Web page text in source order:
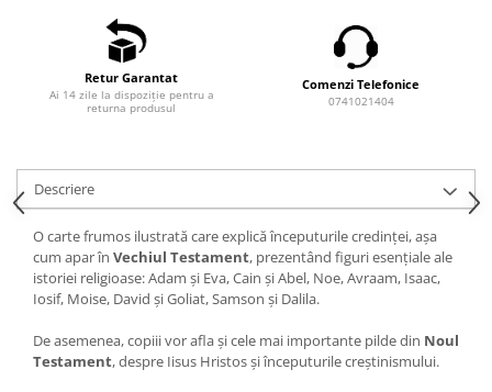
Retur Garantat
Ai 14 zile la dispoziție pentru a
returna produsul
Comenzi Telefonice
0741021404
Descriere
O carte frumos ilustrată care explică începuturile credinței, așa
cum apar în Vechiul Testament, prezentând figuri esențiale ale
istoriei religioase: Adam și Eva, Cain și Abel, Noe, Avraam, Isaac,
Iosif, Moise, David și Goliat, Samson și Dalila.
De asemenea, copiii vor afla și cele mai importante pilde din Noul
Testament, despre Iisus Hristos și începuturile creștinismului.